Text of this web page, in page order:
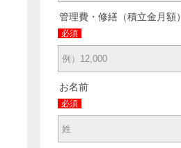
管理費・修繕（積立金月額）
必須
お名前
必須